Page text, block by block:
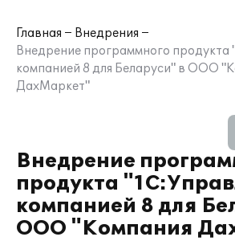
Главная
Внедрения
Внедрение программного продукта
компанией 8 для Беларуси" в ООО
ДахМаркет"
Внедрение
продукта
компанией 8 для
ООО "Компания